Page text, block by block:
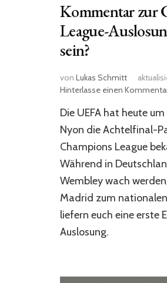
Kommentar zur
League-
sein?
von Lukas Schmitt
Hinterlasse einen
Die UEFA hat heute
Nyon die Achtelfinal-
Champions League
Während in
Wembley wach
Madrid zum
liefern euch eine erste
Auslosung.